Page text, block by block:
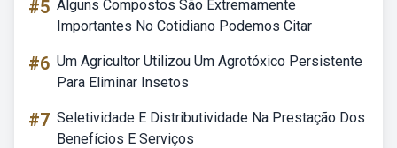
#5 Alguns Compostos São Extremamente
Importantes No Cotidiano Podemos Citar
#6 Um Agricultor Utilizou Um Agrotóxico Persistente
Para Eliminar Insetos
#7 Seletividade E Distributividade Na Prestação Dos
Benefícios E Serviços